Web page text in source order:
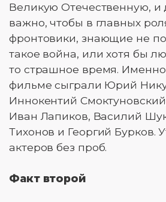
Великую Отечественную, и
важно, чтобы в главных
фронтовики, знающие не
такое война, или хотя бы
то страшное время.
фильме сыграли Юрий
Иннокентий
Иван Лапиков, Василий
Тихонов и Георгий Бурков.
актеров без проб.
Факт второй